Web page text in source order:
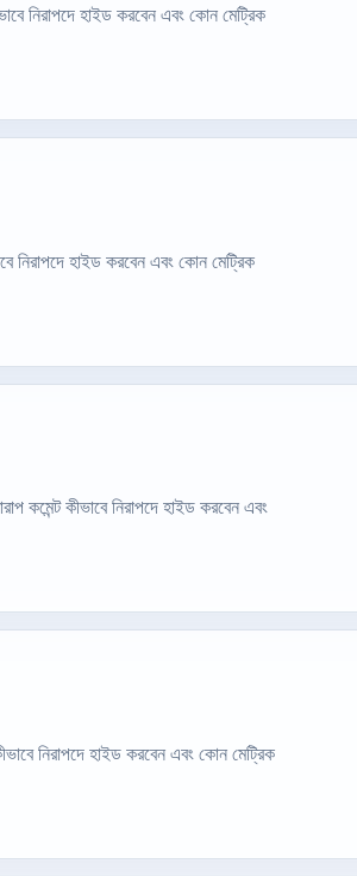
নিরাপদে হাইড করবেন এবং কোন মেট্রিক
নিরাপদে হাইড করবেন এবং কোন মেট্রিক
কমেন্ট কীভাবে নিরাপদে হাইড করবেন এবং
নিরাপদে হাইড করবেন এবং কোন মেট্রিক